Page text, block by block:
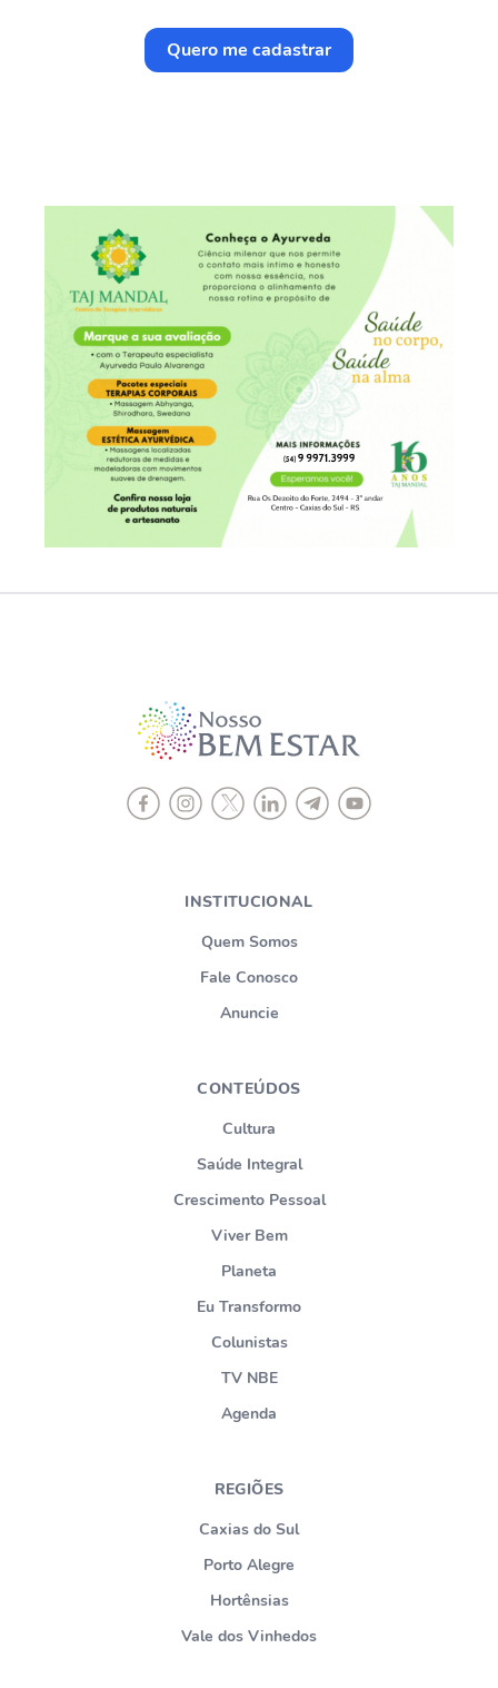
Quero me cadastrar
INSTITUCIONAL
Quem Somos
Fale Conosco
Anuncie
CONTEÚDOS
Cultura
Saúde Integral
Crescimento Pessoal
Viver Bem
Planeta
Eu Transformo
Colunistas
TV NBE
Agenda
REGIÕES
Caxias do Sul
Porto Alegre
Hortênsias
Vale dos Vinhedos